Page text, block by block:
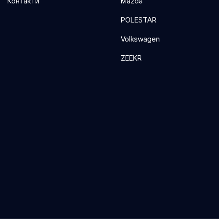
Система контролю тиску в
POLESTAR
Volkswagen
ZEEKR